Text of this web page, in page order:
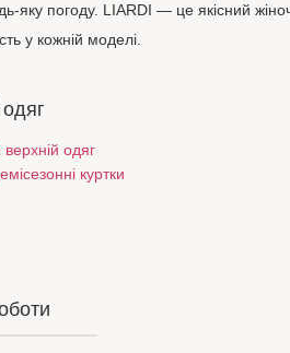
погоду. LIARDI — це якісний
у кожній моделі.
одяг
куртки